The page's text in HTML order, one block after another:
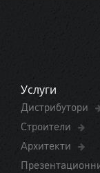
Услуги
Дистрибутори
Строители
Архитекти